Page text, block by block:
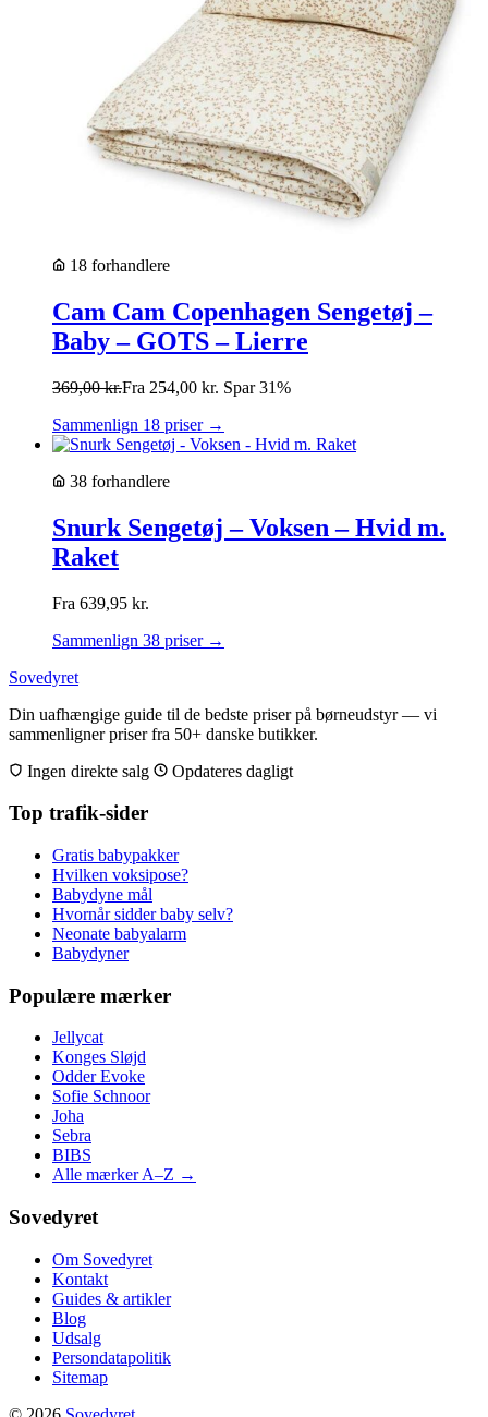
18 forhandlere
Cam Cam Copenhagen Sengetøj –
Baby – GOTS – Lierre
369,00kr.Fra 254,00 kr. Spar 31%
Sammenlign 18 priser →
38 forhandlere
Snurk Sengetøj – Voksen – Hvid m.
Raket
Fra 639,95 kr.
Sammenlign 38 priser →
Sovedyret
Din uafhængige guide til de bedste priser på børneudstyr — vi
sammenligner priser fra 50+ danske butikker.
Ingen direkte salg
Opdateres dagligt
Top trafik-sider
Gratis babypakker
Hvilken voksipose?
Babydyne mål
Hvornår sidder baby selv?
Neonate babyalarm
Babydyner
Populære mærker
Jellycat
Konges Sløjd
Odder Evoke
Sofie Schnoor
Joha
Sebra
BIBS
Alle mærker A–Z →
Sovedyret
Om Sovedyret
Kontakt
Guides & artikler
Blog
Udsalg
Persondatapolitik
Sitemap